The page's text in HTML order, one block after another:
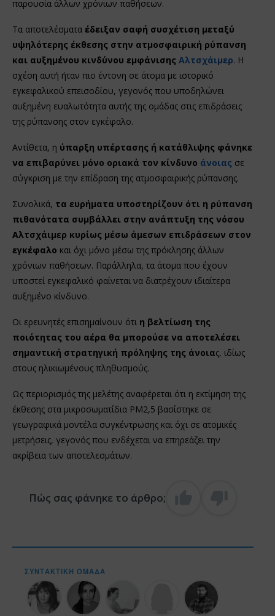
παρουσία άλλων χρόνιων παθήσεων.
Τα αποτελέσματα έδειξαν σαφή συσχέτιση μεταξύ
υψηλότερης έκθεσης στην ατμοσφαιρική ρύπανση
και αυξημένου κινδύνου εμφάνισης Αλτσχάιμερ. Η
σχέση αυτή ήταν πιο έντονη σε άτομα με ιστορικό
εγκεφαλικού επεισοδίου, γεγονός που υποδηλώνει
αυξημένη ευαλωτότητα αυτής της ομάδας στις επιδράσεις
της ρύπανσης στον εγκέφαλο.
Αντίθετα, η ύπαρξη υπέρτασης ή κατάθλιψης φάνηκε
να επιβαρύνει μόνο οριακά τον κίνδυνο άνοιας σε
σύγκριση με την επίδραση της ατμοσφαιρικής ρύπανσης.
Συνολικά, τα ευρήματα υποστηρίζουν ότι η ρύπανση
πιθανότατα συμβάλλει στην ανάπτυξη της νόσου
Αλτσχάιμερ κυρίως μέσω άμεσων επιδράσεων στον
εγκέφαλο και όχι μόνο μέσω της πρόκλησης άλλων
χρόνιων παθήσεων. Παράλληλα, τα άτομα που έχουν
υποστεί εγκεφαλικό φαίνεται να διατρέχουν ιδιαίτερα
αυξημένο κίνδυνο.
Οι ερευνητές επισημαίνουν ότι η βελτίωση της
ποιότητας του αέρα θα μπορούσε να αποτελέσει
σημαντική στρατηγική πρόληψης της άνοιας, ιδίως
στους ηλικιωμένους πληθυσμούς.
Ως περιορισμός της μελέτης αναφέρεται ότι η εκτίμηση της
έκθεσης στα μικροσωματίδια PM2,5 βασίστηκε σε
γεωγραφικά μοντέλα συγκέντρωσης και όχι σε ατομικές
μετρήσεις, γεγονός που ενδέχεται να επηρεάζει την
ακρίβεια των αποτελεσμάτων.
Πώς σας φάνηκε το άρθρο;
ΣΥΝΤΑΚΤΙΚΉ ΟΜΆΔΑ